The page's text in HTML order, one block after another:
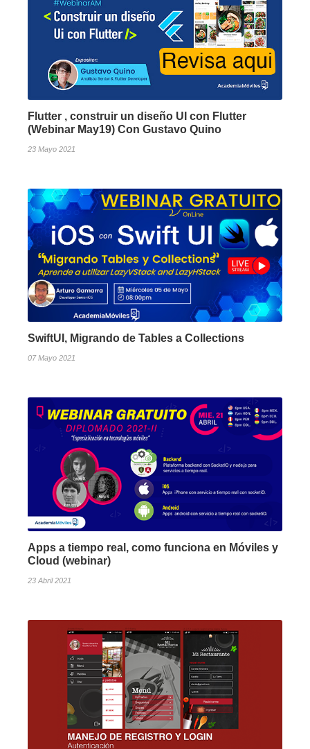
Flutter , construir un diseño UI con Flutter
(Webinar May19) Con Gustavo Quino
23 Mayo 2021
SwiftUI, Migrando de Tables a Collections
07 Mayo 2021
Apps a tiempo real, como funciona en Móviles y
Cloud (webinar)
23 Abril 2021